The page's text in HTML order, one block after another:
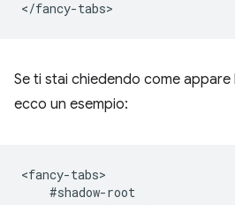
Se ti stai chiedendo come
ecco un esempio:
<fancy-tabs>
    #shadow-root